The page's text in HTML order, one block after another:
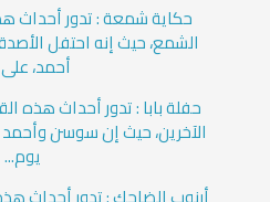
حكاية شمعة : تدور أحداث
الشمع، حيث إنه احتفل
أحمد،
حفلة بابا : تدور أحداث هذه
الآخرين، حيث إن سوسن
يوم...